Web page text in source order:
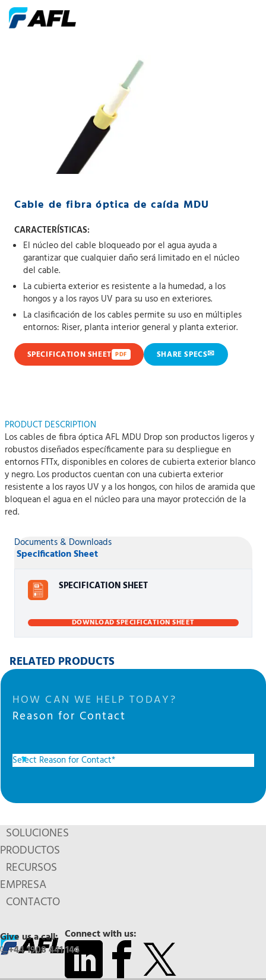
Cable de fibra óptica de caída MDU
CARACTERÍSTICAS:
El núcleo del cable bloqueado por el agua ayuda a
garantizar que cualquier daño será limitado en el núcleo
del cable.
La cubierta exterior es resistente a la humedad, a los
hongos y a los rayos UV para su uso en exteriores.
La clasificación de los cables permite su uso en múltiples
entornos: Riser, planta interior general y planta exterior.
SPECIFICATION SHEET PDF SHARE SPECS✉
PRODUCT DESCRIPTION
Los cables de fibra óptica AFL MDU Drop son productos ligeros y
robustos diseñados específicamente para su despliegue en
entornos FTTx, disponibles en colores de cubierta exterior blanco
y negro. Los productos cuentan con una cubierta exterior
resistente a los rayos UV y a los hongos, con hilos de aramida que
bloquean el agua en el núcleo para una mayor protección de la
red.
Documents & Downloads
Specification Sheet
SPECIFICATION SHEET
DOWNLOAD SPECIFICATION SHEET
RELATED PRODUCTS
HOW CAN WE HELP TODAY?
Reason for Contact
SOLUCIONES
PRODUCTOS
RECURSOS
EMPRESA
CONTACTO
Connect with us:
Give us a call:
+44 1908 441 144